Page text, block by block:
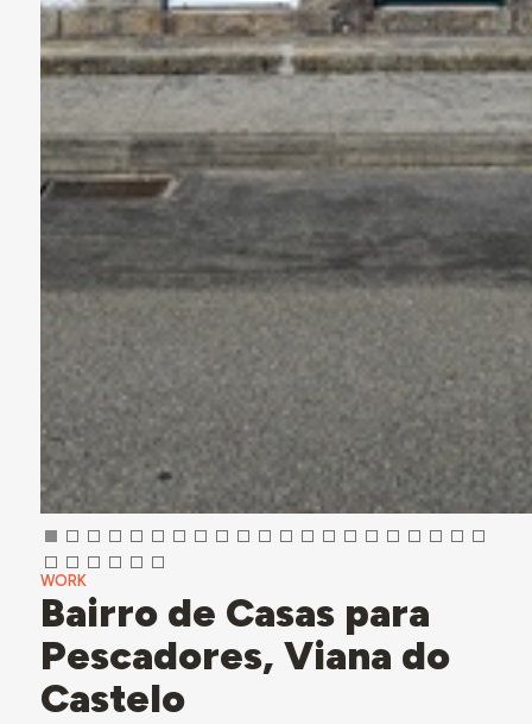
WORK
Bairro de Casas para
Pescadores, Viana do
Castelo